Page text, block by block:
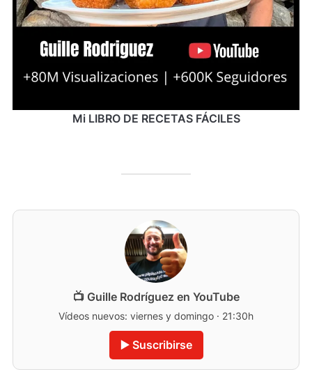
Mi LIBRO DE RECETAS FÁCILES
📺 Guille Rodríguez en YouTube
Vídeos nuevos: viernes y domingo · 21:30h
▶️ Suscribirse